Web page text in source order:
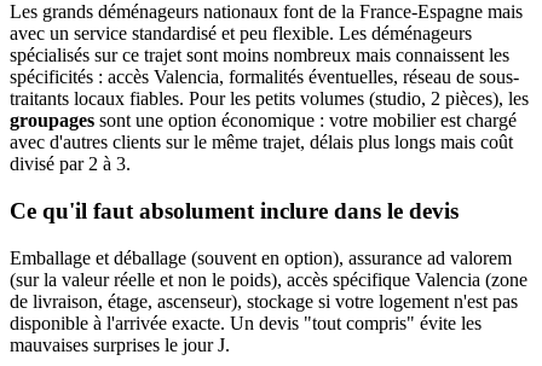
Les grands déménageurs nationaux font de la France-Espagne mais
avec un service standardisé et peu flexible. Les déménageurs
spécialisés sur ce trajet sont moins nombreux mais connaissent les
spécificités : accès Valencia, formalités éventuelles, réseau de sous-
traitants locaux fiables. Pour les petits volumes (studio, 2 pièces), les
groupages sont une option économique : votre mobilier est chargé
avec d'autres clients sur le même trajet, délais plus longs mais coût
divisé par 2 à 3.
Ce qu'il faut absolument inclure dans le devis
Emballage et déballage (souvent en option), assurance ad valorem
(sur la valeur réelle et non le poids), accès spécifique Valencia (zone
de livraison, étage, ascenseur), stockage si votre logement n'est pas
disponible à l'arrivée exacte. Un devis "tout compris" évite les
mauvaises surprises le jour J.